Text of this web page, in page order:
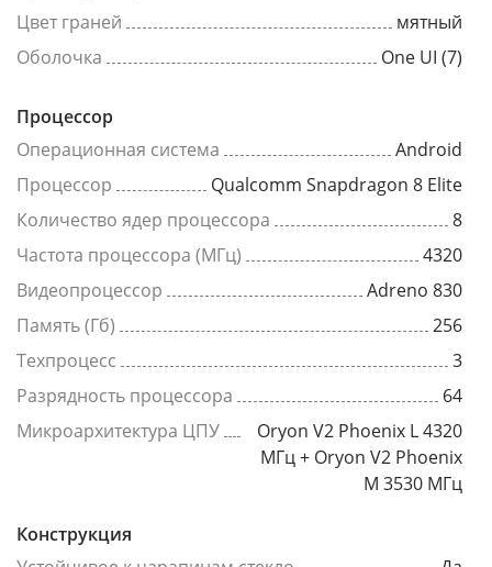
Цвет граней
мятный
Оболочка
One UI (7)
Процессор
Операционная система
Android
Процессор
Qualcomm Snapdragon 8 Elite
Количество ядер процессора
8
Частота процессора (МГц)
4320
Видеопроцессор
Adreno 830
Память (Гб)
256
Техпроцесс
3
Разрядность процессора
64
Микроархитектура ЦПУ
Oryon V2 Phoenix L 4320
МГц + Oryon V2 Phoenix
M 3530 МГц
Конструкция